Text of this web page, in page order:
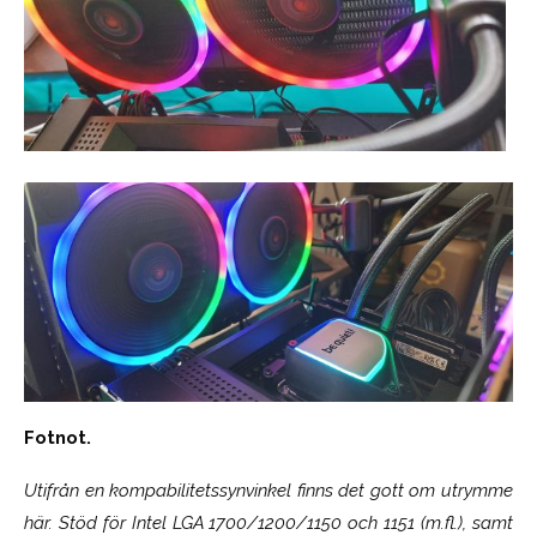
Fotnot.
Utifrån en kompabilitetssynvinkel finns det gott om utrymme
här. Stöd för Intel LGA 1700/1200/1150 och 1151 (m.fl.), samt